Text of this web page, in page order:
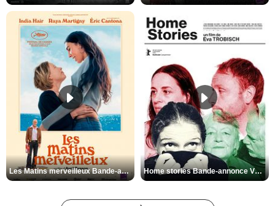
Les Matins merveilleux Bande-annonce VF Home stories Bande-annonce VO STFR